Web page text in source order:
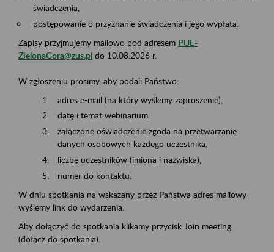
świadczenia,
postępowanie o przyznanie świadczenia i jego wypłata.
Zapisy przyjmujemy mailowo pod adresem PUE-
ZielonaGora@zus.pl do 10.08.2026 r.
W zgłoszeniu prosimy, aby podali Państwo:
adres e-mail (na który wyślemy zaproszenie),
datę i temat webinarium,
załączone oświadczenie zgoda na przetwarzanie
danych osobowych każdego uczestnika,
liczbę uczestników (imiona i nazwiska),
numer do kontaktu.
W dniu spotkania na wskazany przez Państwa adres mailowy
wyślemy link do wydarzenia.
Aby dołączyć do spotkania klikamy przycisk Join meeting
(dołącz do spotkania).